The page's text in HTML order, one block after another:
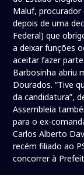
Maluf, procurador
depois de uma
Federal) que
a deixar funções
aceitar fazer
Barbosinha abriu
Dourados. “Tive
da candidatura”,
Assembleia
para o ex-
Carlos Alberto
recém filiado ao
concorrer à